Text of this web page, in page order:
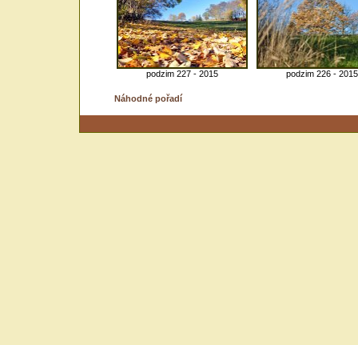
podzim 227 - 2015 podzim 226 - 2015
Náhodné pořadí